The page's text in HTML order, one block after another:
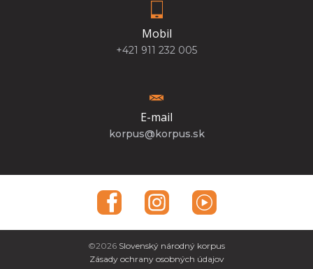
Mobil
+421 911 232 005
E-mail
korpus@korpus.sk
©2026 Slovenský národný korpus
Zásady ochrany osobných údajov